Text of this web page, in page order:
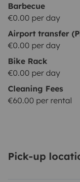
Barbecue
€0.00 per day
Airport transfer
€0.00 per day
Bike Rack
€0.00 per day
Cleaning Fees
€60.00 per rental
Pick-up